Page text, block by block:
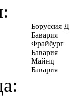
Боруссия Д
Бавария
Фрайбург
Бавария
Майнц
Бавария